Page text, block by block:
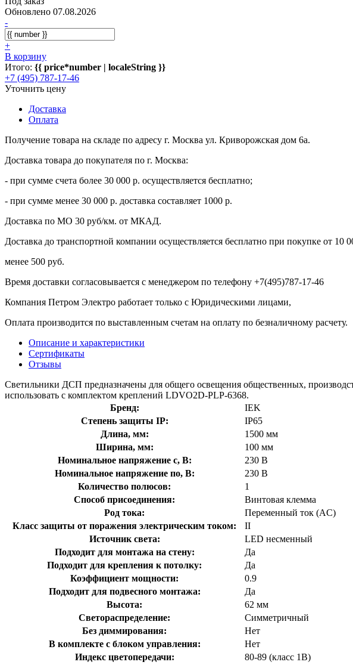
Обновлено 07.08.2026
-
+
В корзину
Итого: {{ price*number | localeString }}
+7 (495) 787-17-46
Уточнить цену
Доставка
Оплата
Получение товара на складе по адресу г. Москва ул. Криворожская дом 6а.
Доставка товара до покупателя по г. Москва:
- при сумме счета более 30 000 р. осуществляется бесплатно;
- при сумме менее 30 000 р. доставка составляет 1000 р.
Доставка по МО 30 руб/км. от МКАД.
Доставка до транспортной компании осуществляется бесплатно при покупке от 10
менее 500 руб.
Время доставки согласовывается с менеджером по телефону +7(495)787-17-46
Компания Петром Электро работает только с Юридическими лицами,
Оплата производится по выставленным счетам на оплату по безналичному расчету.
Описание и характеристики
Сертификаты
Отзывы
Светильники ДСП предназначены для общего освещения общественных,
использовать с комплектом креплений LDVO2D-PLP-6368.
Бренд:
IEK
Степень защиты IP:
IP65
Длина, мм:
1500 мм
Ширина, мм:
100 мм
Номинальное напряжение с, В:
230 В
Номинальное напряжение по, В:
230 В
Количество полюсов:
1
Способ присоединения:
Винтовая клемма
Род тока:
Переменный ток (AC)
Класс защиты от поражения электрическим током:
II
Источник света:
LED несменный
Подходит для монтажа на стену:
Да
Подходит для крепления к потолку:
Да
Коэффициент мощности:
0.9
Подходит для подвесного монтажа:
Да
Высота:
62 мм
Светораспределение:
Симметричный
Без диммирования:
Нет
В комплекте с блоком управления:
Нет
Индекс цветопередачи:
80-89 (класс 1В)